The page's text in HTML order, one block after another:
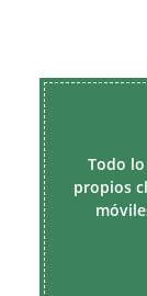
Todo
propios